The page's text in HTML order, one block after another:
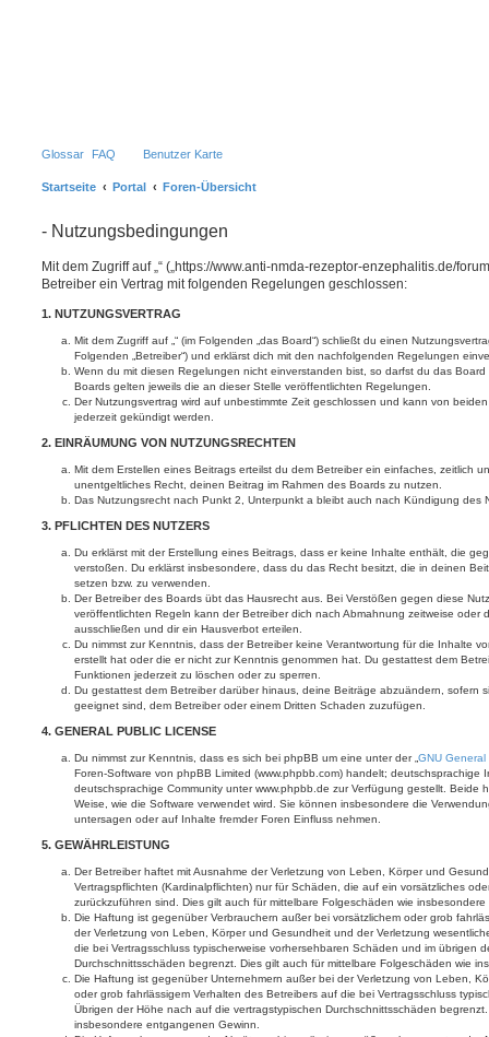
Glossar FAQ Benutzer Karte
Startseite Portal Foren-Übersicht
- Nutzungsbedingungen
Mit dem Zugriff auf „“ („https://www.anti-nmda-rezeptor-enzephalitis.de/
Betreiber ein Vertrag mit folgenden Regelungen geschlossen:
1. NUTZUNGSVERTRAG
Mit dem Zugriff auf „“ (im Folgenden „das Board“) schließt du einen
Folgenden „Betreiber“) und erklärst dich mit den nachfolgenden Regelungen
Wenn du mit diesen Regelungen nicht einverstanden bist, so darfst du das
Boards gelten jeweils die an dieser Stelle veröffentlichten Regelungen.
Der Nutzungsvertrag wird auf unbestimmte Zeit geschlossen und kann von
jederzeit gekündigt werden.
2. EINRÄUMUNG VON NUTZUNGSRECHTEN
Mit dem Erstellen eines Beitrags erteilst du dem Betreiber ein einfaches, zeitlich
unentgeltliches Recht, deinen Beitrag im Rahmen des Boards zu nutzen.
Das Nutzungsrecht nach Punkt 2, Unterpunkt a bleibt auch nach Kündigung des
3. PFLICHTEN DES NUTZERS
Du erklärst mit der Erstellung eines Beitrags, dass er keine Inhalte enthält, die
verstoßen. Du erklärst insbesondere, dass du das Recht besitzt, die in deinen
setzen bzw. zu verwenden.
Der Betreiber des Boards übt das Hausrecht aus. Bei Verstößen gegen diese
veröffentlichten Regeln kann der Betreiber dich nach Abmahnung zeitweise oder
ausschließen und dir ein Hausverbot erteilen.
Du nimmst zur Kenntnis, dass der Betreiber keine Verantwortung für die Inhalte
erstellt hat oder die er nicht zur Kenntnis genommen hat. Du gestattest dem
Funktionen jederzeit zu löschen oder zu sperren.
Du gestattest dem Betreiber darüber hinaus, deine Beiträge abzuändern, sofern
geeignet sind, dem Betreiber oder einem Dritten Schaden zuzufügen.
4. GENERAL PUBLIC LICENSE
Du nimmst zur Kenntnis, dass es sich bei phpBB um eine unter der „ GNU
Foren-Software von phpBB Limited (www.phpbb.com) handelt; deutschsprachige
deutschsprachige Community unter www.phpbb.de zur Verfügung gestellt. Beide
Weise, wie die Software verwendet wird. Sie können insbesondere die
untersagen oder auf Inhalte fremder Foren Einfluss nehmen.
5. GEWÄHRLEISTUNG
Der Betreiber haftet mit Ausnahme der Verletzung von Leben, Körper und
Vertragspflichten (Kardinalpflichten) nur für Schäden, die auf ein vorsätzliches
zurückzuführen sind. Dies gilt auch für mittelbare Folgeschäden wie
Die Haftung ist gegenüber Verbrauchern außer bei vorsätzlichem oder grob
der Verletzung von Leben, Körper und Gesundheit und der Verletzung
die bei Vertragsschluss typischerweise vorhersehbaren Schäden und im übrigen
Durchschnittsschäden begrenzt. Dies gilt auch für mittelbare Folgeschäden wie
Die Haftung ist gegenüber Unternehmern außer bei der Verletzung von Leben,
oder grob fahrlässigem Verhalten des Betreibers auf die bei Vertragsschluss
Übrigen der Höhe nach auf die vertragstypischen Durchschnittsschäden
insbesondere entgangenen Gewinn.